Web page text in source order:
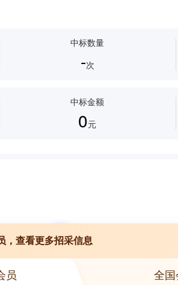
中标数量
-次
中标金额
0元
，查看更多招采信息
员 全